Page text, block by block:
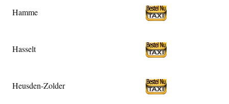
Hamme
Hasselt
Heusden-Zolder